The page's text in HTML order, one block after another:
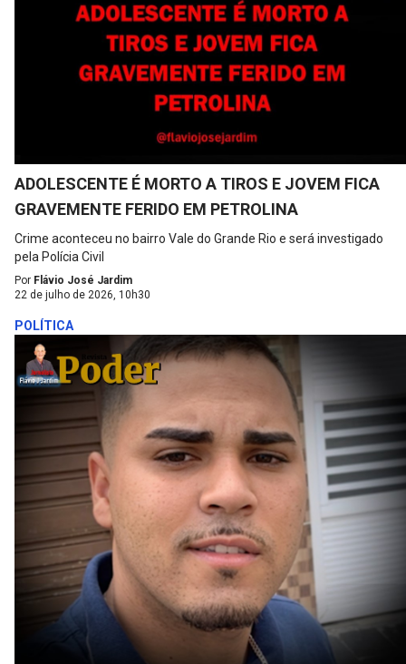
ADOLESCENTE É MORTO A TIROS E JOVEM FICA
GRAVEMENTE FERIDO EM PETROLINA
Crime aconteceu no bairro Vale do Grande Rio e será investigado
pela Polícia Civil
Por Flávio José Jardim
22 de julho de 2026, 10h30
POLÍTICA